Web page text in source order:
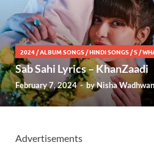
2024 /ALBUM SONGS /HINDI SONGS /S /
Sab Sahi Lyrics – KhanZaadi
February 7, 2024-byNisha
Advertisements